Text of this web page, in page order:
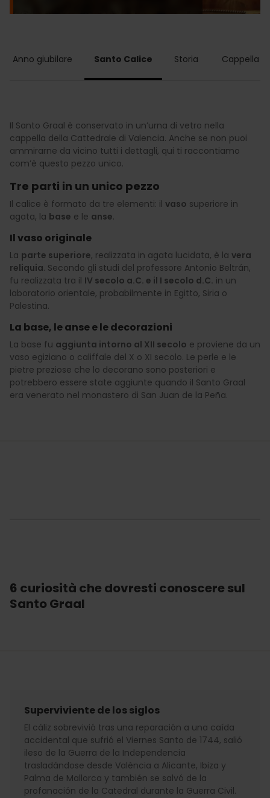
Anno giubilare Santo Calice Storia Cappella
Il Santo Graal è conservato in un’urna di vetro nella
cappella della Cattedrale di Valencia. Anche se non puoi
ammirarne da vicino tutti i dettagli, qui ti raccontiamo
com’è questo pezzo unico.
Tre parti in un unico pezzo
Il calice è formato da tre elementi: il vaso superiore in
agata, la base e le anse.
Il vaso originale
La parte superiore, realizzata in agata lucidata, è la vera
reliquia. Secondo gli studi del professore Antonio Beltrán,
fu realizzata tra il IV secolo a.C. e il I secolo d.C. in un
laboratorio orientale, probabilmente in Egitto, Siria o
Palestina.
La base, le anse e le decorazioni
La base fu aggiunta intorno al XII secolo e proviene da un
vaso egiziano o califfale del X o XI secolo. Le perle e le
pietre preziose che lo decorano sono posteriori e
potrebbero essere state aggiunte quando il Santo Graal
era venerato nel monastero di San Juan de la Peña.
6 curiosità che dovresti conoscere sul
Santo Graal
Superviviente de los siglos
El cáliz sobrevivió tras una reparación a una caída
accidental que sufrió el Viernes Santo de 1744, salió
ileso de la Guerra de la Independencia
trasladándose desde València a Alicante, Ibiza y
Palma de Mallorca y también se salvó de la
profanación de la Catedral durante la Guerra Civil.